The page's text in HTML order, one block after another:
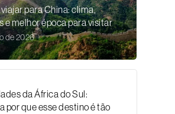
para China: clima,
e melhor época para visitar
de 2026
da África do Sul:
por que esse destino é tão